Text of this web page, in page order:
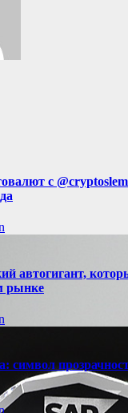
с
автогигант,
рынке
символ